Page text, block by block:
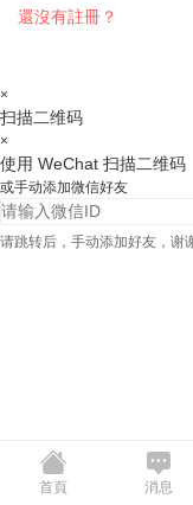
還沒有註冊？
×
扫描二维码
×
使用 WeChat 扫描二维码
或手动添加微信好友
请跳转后，手动添加好友，谢
首頁 消息